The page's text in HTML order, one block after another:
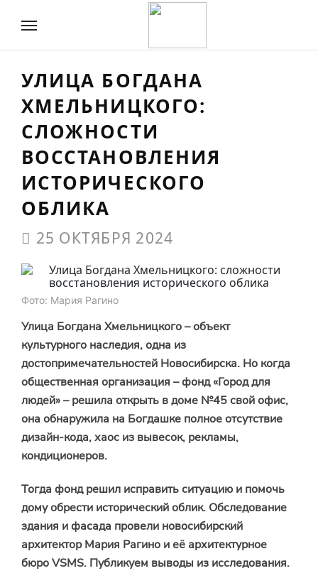
УЛИЦА БОГДАНА
ХМЕЛЬНИЦКОГО:
СЛОЖНОСТИ
ВОССТАНОВЛЕНИЯ
ИСТОРИЧЕСКОГО
ОБЛИКА
25 ОКТЯБРЯ 2024
Фото: Мария Рагино
Улица Богдана Хмельницкого – объект
культурного наследия, одна из
достопримечательностей Новосибирска. Но когда
общественная организация – фонд «Город для
людей» – решила открыть в доме №45 свой офис,
она обнаружила на Богдашке полное отсутствие
дизайн-кода, хаос из вывесок, рекламы,
кондиционеров.
Тогда фонд решил исправить ситуацию и помочь
дому обрести исторический облик. Обследование
здания и фасада провели новосибирский
архитектор Мария Рагино и её архитектурное
бюро VSMS. Публикуем выводы из исследования.